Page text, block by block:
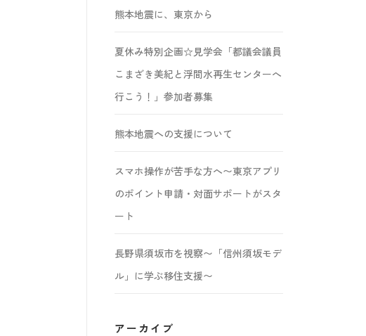
熊本地震に、東京から
夏休み特別企画☆見学会「都議会議員
こまざき美紀と浮間水再生センターへ
行こう！」参加者募集
熊本地震への支援について
スマホ操作が苦手な方へ〜東京アプリ
のポイント申請・対面サポートがスタ
ート
長野県須坂市を視察〜「信州須坂モデ
ル」に学ぶ移住支援〜
アーカイブ